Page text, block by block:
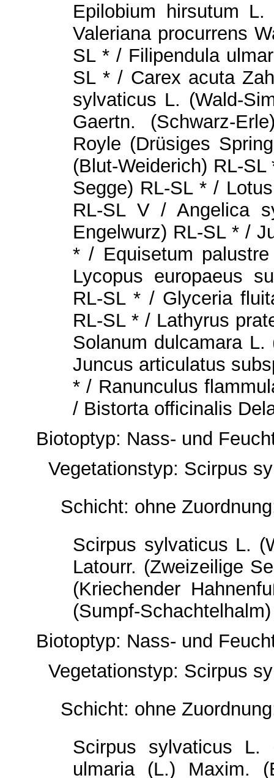
Epilobium hirsutum
Valeriana procurrens
SL * / Filipendula
SL * / Carex acuta
sylvaticus L. (Wald-
Gaertn. (Schwarz-
Royle (Drüsiges
(Blut-Weiderich) RL-
Segge) RL-SL * /
RL-SL V / Angelica
Engelwurz) RL-SL * /
* / Equisetum
Lycopus europaeus
RL-SL * / Glyceria
RL-SL * / Lathyrus
Solanum dulcamara
Juncus articulatus
* / Ranunculus
/ Bistorta officinalis
Biotoptyp: Nass- und
Vegetationstyp: Scirpus
Schicht: ohne
Scirpus sylvaticus L.
Latourr. (Zweizeilige
(Kriechender
(Sumpf-
Biotoptyp: Nass- und
Vegetationstyp: Scirpus
Schicht: ohne
Scirpus sylvaticus L.
ulmaria (L.) Maxim.